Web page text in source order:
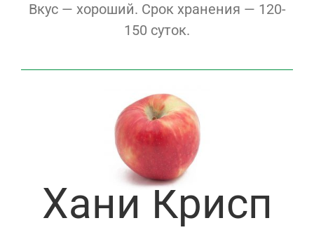
Вкус — хороший. Срок хранения — 120-
150 суток.
Хани Крисп